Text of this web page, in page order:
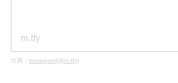
m.tfy
出典： instagram(@m.tfy)